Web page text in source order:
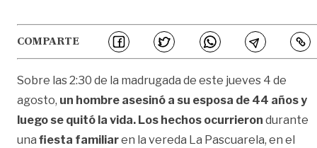
COMPARTE
Sobre las 2:30 de la madrugada de este jueves 4 de
agosto, un hombre asesinó a su esposa de 44 años y
luego se quitó la vida. Los hechos ocurrieron durante
una fiesta familiaren la vereda La Pascuarela, en el